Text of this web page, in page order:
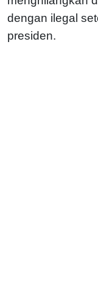
dengan ilegal
presiden.